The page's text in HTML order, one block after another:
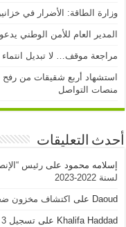
وزارة الطاقة: الأضرار في
المدير العام للأمن الوطني
مراجعة موقف… لا تبديل انتماء
استشهاد أربع شقيقات من رفح
منصات التواصل
أحدث التعليقات
إسلامه محمود علىرئيس
لسنة 2022-2023
Daoud على اكتشاف مخزون
Khalifa Haddad على